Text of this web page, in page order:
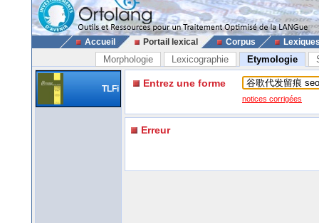
Accueil Portail lexical Corpus
Morphologie Lexicographie Etymologie
TLFi Entrez une forme
notices corrigées
Erreur